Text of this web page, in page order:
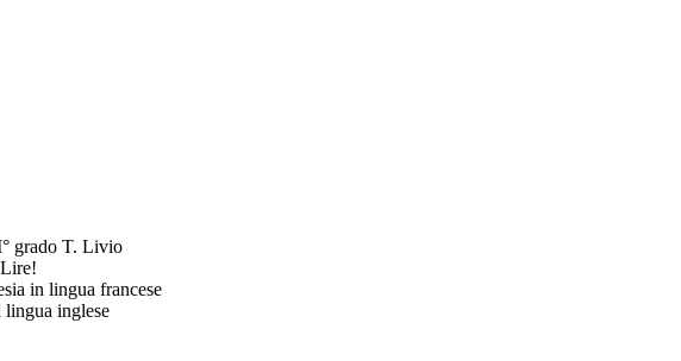
grado T. Livio
in lingua francese
inglese